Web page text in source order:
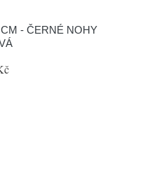
- ČERNÉ NOHY